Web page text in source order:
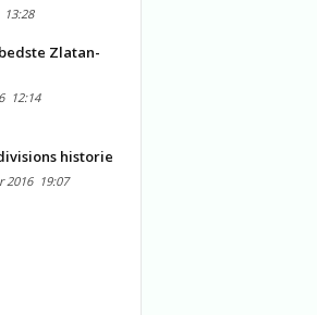
Zlatan-
12:14
historie
201619:07